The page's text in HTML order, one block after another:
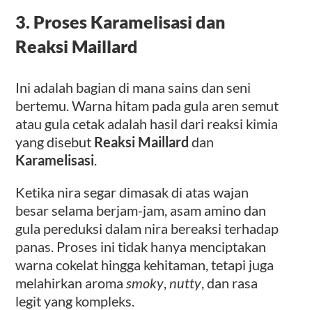
3. Proses Karamelisasi dan
Reaksi Maillard
Ini adalah bagian di mana sains dan seni
bertemu. Warna hitam pada gula aren semut
atau gula cetak adalah hasil dari reaksi kimia
yang disebut Reaksi Maillard dan
Karamelisasi
Ketika nira segar dimasak di atas wajan
besar selama berjam-jam, asam amino dan
gula pereduksi dalam nira bereaksi terhadap
panas. Proses ini tidak hanya menciptakan
warna cokelat hingga kehitaman, tetapi juga
melahirkan aroma smoky nutty , dan rasa
legit yang kompleks.